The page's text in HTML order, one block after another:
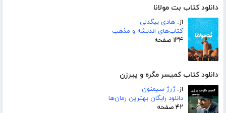
دانلود کتاب بت مولانا
از: هادی بیگدلی
کتاب‌های اندیشه و مذهب
۱۳۴ صفحه
دانلود کتاب کمیسر مگره و پیرزن
از:ژرژ سیمنون
دانلود رایگان بهترین رمان‌ها
۴۲ صفحه